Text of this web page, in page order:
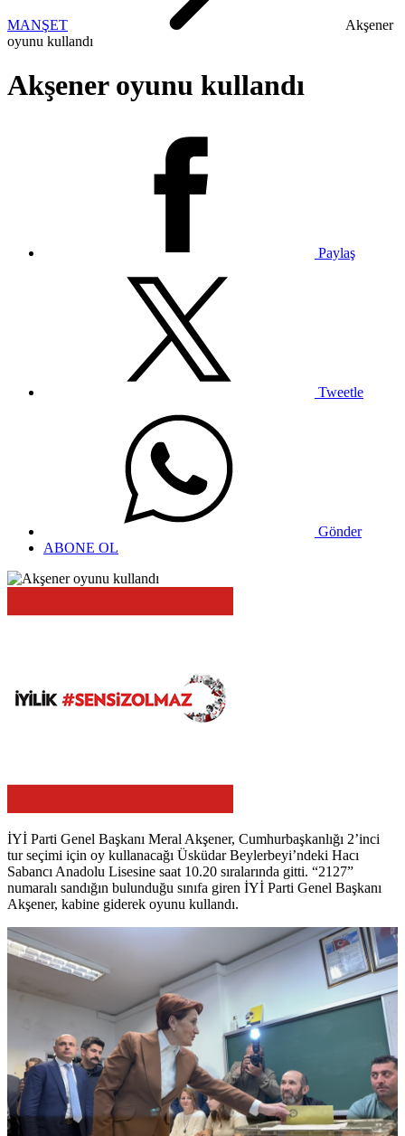
MANŞET
Akşener
oyunu kullandı
Akşener oyunu kullandı
Paylaş
Tweetle
Gönder
ABONE OL
İYİ Parti Genel Başkanı Meral Akşener, Cumhurbaşkanlığı 2’inci
tur seçimi için oy kullanacağı Üsküdar Beylerbeyi’ndeki Hacı
Sabancı Anadolu Lisesine saat 10.20 sıralarında gitti. “2127”
numaralı sandığın bulunduğu sınıfa giren İYİ Parti Genel Başkanı
Akşener, kabine giderek oyunu kullandı.